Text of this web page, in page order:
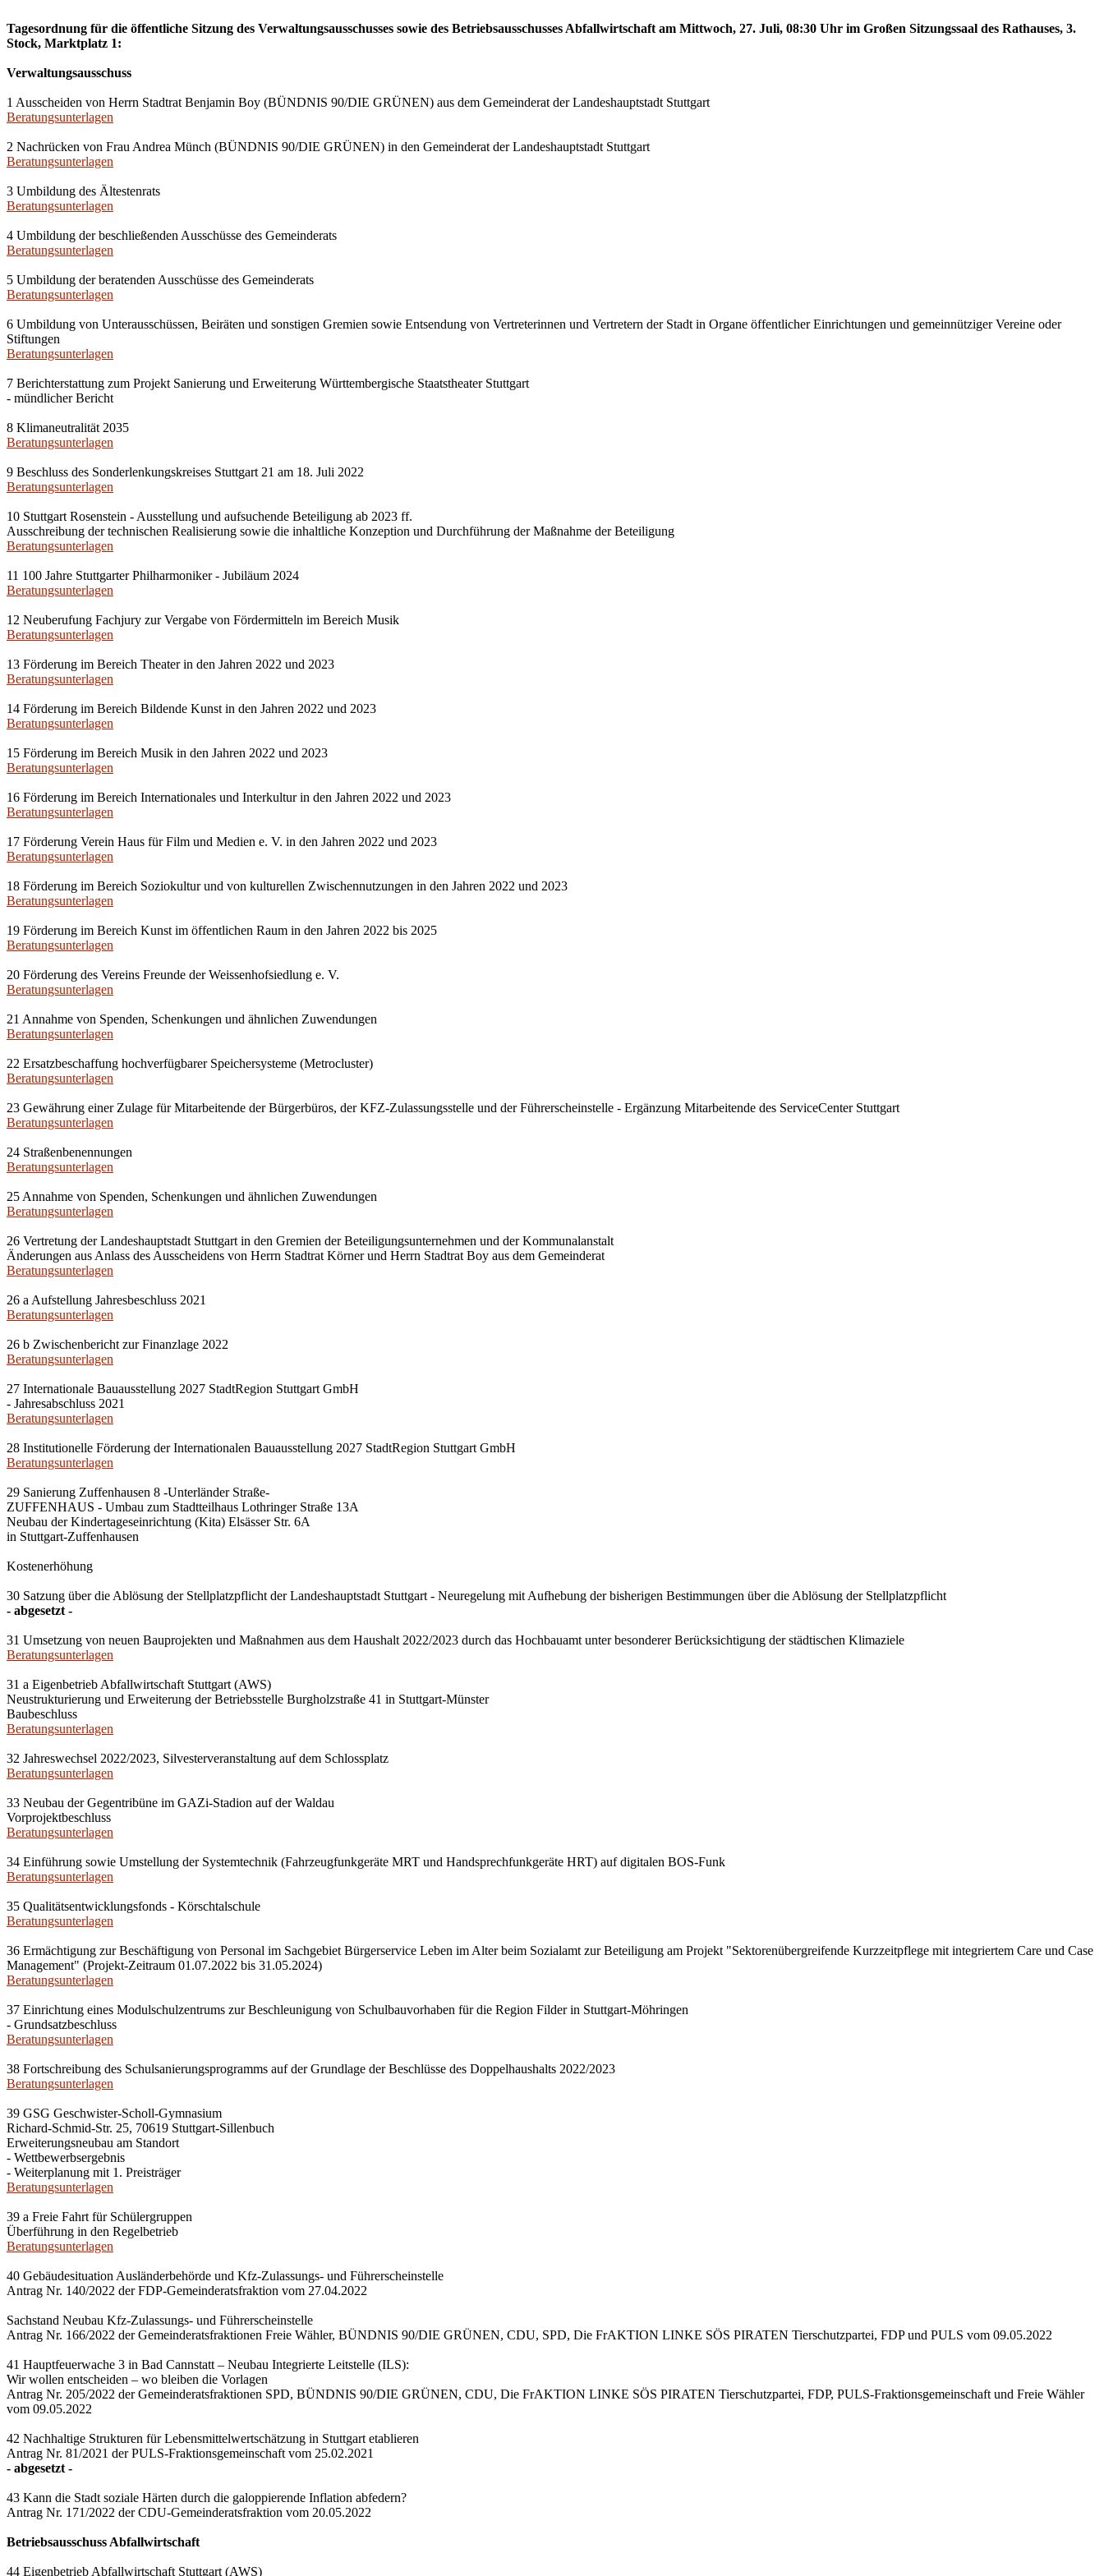
Tagesordnung für die öffentliche Sitzung des Verwaltungsausschusses sowie des Betriebsausschusses Abfallwirtschaft am Mittwoch, 27. Juli, 08:30 Uhr im Großen Sitzungssaal des Rathauses, 3.
Stock, Marktplatz 1:
Verwaltungsausschuss
1 Ausscheiden von Herrn Stadtrat Benjamin Boy (BÜNDNIS 90/DIE GRÜNEN) aus dem Gemeinderat der Landeshauptstadt Stuttgart
Beratungsunterlagen
2 Nachrücken von Frau Andrea Münch (BÜNDNIS 90/DIE GRÜNEN) in den Gemeinderat der Landeshauptstadt Stuttgart
Beratungsunterlagen
3 Umbildung des Ältestenrats
Beratungsunterlagen
4 Umbildung der beschließenden Ausschüsse des Gemeinderats
Beratungsunterlagen
5 Umbildung der beratenden Ausschüsse des Gemeinderats
Beratungsunterlagen
6 Umbildung von Unterausschüssen, Beiräten und sonstigen Gremien sowie Entsendung von Vertreterinnen und Vertretern der Stadt in Organe öffentlicher Einrichtungen und gemeinnütziger Vereine oder
Stiftungen
Beratungsunterlagen
7 Berichterstattung zum Projekt Sanierung und Erweiterung Württembergische Staatstheater Stuttgart
- mündlicher Bericht
8 Klimaneutralität 2035
Beratungsunterlagen
9 Beschluss des Sonderlenkungskreises Stuttgart 21 am 18. Juli 2022
Beratungsunterlagen
10 Stuttgart Rosenstein - Ausstellung und aufsuchende Beteiligung ab 2023 ff.
Ausschreibung der technischen Realisierung sowie die inhaltliche Konzeption und Durchführung der Maßnahme der Beteiligung
Beratungsunterlagen
11 100 Jahre Stuttgarter Philharmoniker - Jubiläum 2024
Beratungsunterlagen
12 Neuberufung Fachjury zur Vergabe von Fördermitteln im Bereich Musik
Beratungsunterlagen
13 Förderung im Bereich Theater in den Jahren 2022 und 2023
Beratungsunterlagen
14 Förderung im Bereich Bildende Kunst in den Jahren 2022 und 2023
Beratungsunterlagen
15 Förderung im Bereich Musik in den Jahren 2022 und 2023
Beratungsunterlagen
16 Förderung im Bereich Internationales und Interkultur in den Jahren 2022 und 2023
Beratungsunterlagen
17 Förderung Verein Haus für Film und Medien e. V. in den Jahren 2022 und 2023
Beratungsunterlagen
18 Förderung im Bereich Soziokultur und von kulturellen Zwischennutzungen in den Jahren 2022 und 2023
Beratungsunterlagen
19 Förderung im Bereich Kunst im öffentlichen Raum in den Jahren 2022 bis 2025
Beratungsunterlagen
20 Förderung des Vereins Freunde der Weissenhofsiedlung e. V.
Beratungsunterlagen
21 Annahme von Spenden, Schenkungen und ähnlichen Zuwendungen
Beratungsunterlagen
22 Ersatzbeschaffung hochverfügbarer Speichersysteme (Metrocluster)
Beratungsunterlagen
23 Gewährung einer Zulage für Mitarbeitende der Bürgerbüros, der KFZ-Zulassungsstelle und der Führerscheinstelle - Ergänzung Mitarbeitende des ServiceCenter Stuttgart
Beratungsunterlagen
24 Straßenbenennungen
Beratungsunterlagen
25 Annahme von Spenden, Schenkungen und ähnlichen Zuwendungen
Beratungsunterlagen
26 Vertretung der Landeshauptstadt Stuttgart in den Gremien der Beteiligungsunternehmen und der Kommunalanstalt
Änderungen aus Anlass des Ausscheidens von Herrn Stadtrat Körner und Herrn Stadtrat Boy aus dem Gemeinderat
Beratungsunterlagen
26 a Aufstellung Jahresbeschluss 2021
Beratungsunterlagen
26 b Zwischenbericht zur Finanzlage 2022
Beratungsunterlagen
27 Internationale Bauausstellung 2027 StadtRegion Stuttgart GmbH
- Jahresabschluss 2021
Beratungsunterlagen
28 Institutionelle Förderung der Internationalen Bauausstellung 2027 StadtRegion Stuttgart GmbH
Beratungsunterlagen
29 Sanierung Zuffenhausen 8 -Unterländer Straße-
ZUFFENHAUS - Umbau zum Stadtteilhaus Lothringer Straße 13A
Neubau der Kindertageseinrichtung (Kita) Elsässer Str. 6A
in Stuttgart-Zuffenhausen
Kostenerhöhung
30 Satzung über die Ablösung der Stellplatzpflicht der Landeshauptstadt Stuttgart - Neuregelung mit Aufhebung der bisherigen Bestimmungen über die Ablösung der Stellplatzpflicht
- abgesetzt -
31 Umsetzung von neuen Bauprojekten und Maßnahmen aus dem Haushalt 2022/2023 durch das Hochbauamt unter besonderer Berücksichtigung der städtischen Klimaziele
Beratungsunterlagen
31 a Eigenbetrieb Abfallwirtschaft Stuttgart (AWS)
Neustrukturierung und Erweiterung der Betriebsstelle Burgholzstraße 41 in Stuttgart-Münster
Baubeschluss
Beratungsunterlagen
32 Jahreswechsel 2022/2023, Silvesterveranstaltung auf dem Schlossplatz
Beratungsunterlagen
33 Neubau der Gegentribüne im GAZi-Stadion auf der Waldau
Vorprojektbeschluss
Beratungsunterlagen
34 Einführung sowie Umstellung der Systemtechnik (Fahrzeugfunkgeräte MRT und Handsprechfunkgeräte HRT) auf digitalen BOS-Funk
Beratungsunterlagen
35 Qualitätsentwicklungsfonds - Körschtalschule
Beratungsunterlagen
36 Ermächtigung zur Beschäftigung von Personal im Sachgebiet Bürgerservice Leben im Alter beim Sozialamt zur Beteiligung am Projekt "Sektorenübergreifende Kurzzeitpflege mit integriertem Care und Case
Management" (Projekt-Zeitraum 01.07.2022 bis 31.05.2024)
Beratungsunterlagen
37 Einrichtung eines Modulschulzentrums zur Beschleunigung von Schulbauvorhaben für die Region Filder in Stuttgart-Möhringen
- Grundsatzbeschluss
Beratungsunterlagen
38 Fortschreibung des Schulsanierungsprogramms auf der Grundlage der Beschlüsse des Doppelhaushalts 2022/2023
Beratungsunterlagen
39 GSG Geschwister-Scholl-Gymnasium
Richard-Schmid-Str. 25, 70619 Stuttgart-Sillenbuch
Erweiterungsneubau am Standort
- Wettbewerbsergebnis
- Weiterplanung mit 1. Preisträger
Beratungsunterlagen
39 a Freie Fahrt für Schülergruppen
Überführung in den Regelbetrieb
Beratungsunterlagen
40 Gebäudesituation Ausländerbehörde und Kfz-Zulassungs- und Führerscheinstelle
Antrag Nr. 140/2022 der FDP-Gemeinderatsfraktion vom 27.04.2022
Sachstand Neubau Kfz-Zulassungs- und Führerscheinstelle
Antrag Nr. 166/2022 der Gemeinderatsfraktionen Freie Wähler, BÜNDNIS 90/DIE GRÜNEN, CDU, SPD, Die FrAKTION LINKE SÖS PIRATEN Tierschutzpartei, FDP und PULS vom 09.05.2022
41 Hauptfeuerwache 3 in Bad Cannstatt – Neubau Integrierte Leitstelle (ILS):
Wir wollen entscheiden – wo bleiben die Vorlagen
Antrag Nr. 205/2022 der Gemeinderatsfraktionen SPD, BÜNDNIS 90/DIE GRÜNEN, CDU, Die FrAKTION LINKE SÖS PIRATEN Tierschutzpartei, FDP, PULS-Fraktionsgemeinschaft und Freie Wähler
vom 09.05.2022
42 Nachhaltige Strukturen für Lebensmittelwertschätzung in Stuttgart etablieren
Antrag Nr. 81/2021 der PULS-Fraktionsgemeinschaft vom 25.02.2021
- abgesetzt -
43 Kann die Stadt soziale Härten durch die galoppierende Inflation abfedern?
Antrag Nr. 171/2022 der CDU-Gemeinderatsfraktion vom 20.05.2022
Betriebsausschuss Abfallwirtschaft
44 Eigenbetrieb Abfallwirtschaft Stuttgart (AWS)